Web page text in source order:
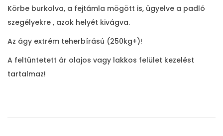
y
i
g
Körbe burkolva, a fejtámla mögött is, ügyelve a padló
szegélyekre , azok helyét kivágva.
Az ágy extrém teherbírású (250kg+)!
A feltüntetett ár olajos vagy lakkos felület kezelést
tartalmaz!